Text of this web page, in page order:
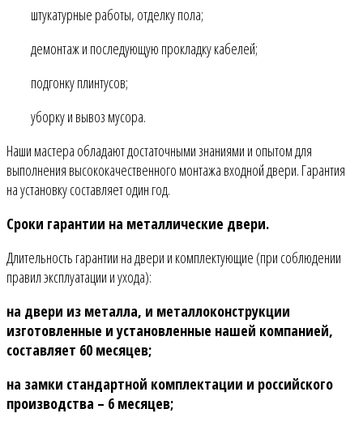
штукатурные работы, отделку пола;
демонтаж и последующую прокладку кабелей;
подгонку плинтусов;
уборку и вывоз мусора.
Наши мастера обладают достаточными знаниями и опытом для
выполнения высококачественного монтажа входной двери. Гарантия
на установку составляет один год.
Сроки гарантии на металлические двери.
Длительность гарантии на двери и комплектующие (при соблюдении
правил эксплуатации и ухода):
на двери из металла, и металлоконструкции
изготовленные и установленные нашей компанией,
составляет 60 месяцев;
на замки стандартной комплектации и российского
производства – 6 месяцев;